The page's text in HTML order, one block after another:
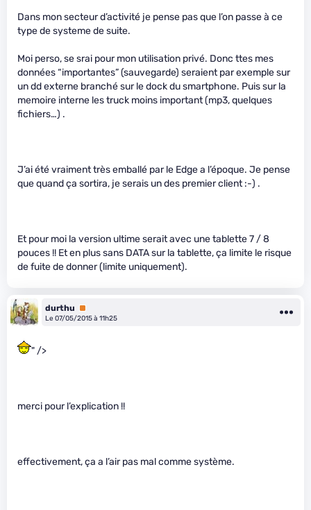
Dans mon secteur d’activité je pense pas que l’on passe à ce
type de systeme de suite.
Moi perso, se srai pour mon utilisation privé. Donc ttes mes
données “importantes” (sauvegarde) seraient par exemple sur
un dd externe branché sur le dock du smartphone. Puis sur la
memoire interne les truck moins important (mp3, quelques
fichiers…) .
J’ai été vraiment très emballé par le Edge a l’époque. Je pense
que quand ça sortira, je serais un des premier client :-) .
Et pour moi la version ultime serait avec une tablette 7 / 8
pouces !! Et en plus sans DATA sur la tablette, ça limite le risque
de fuite de donner (limite uniquement).
durthu
Premium
Le 07/05/2015 à 11h25
" />
merci pour l’explication !!
effectivement, ça a l’air pas mal comme système.